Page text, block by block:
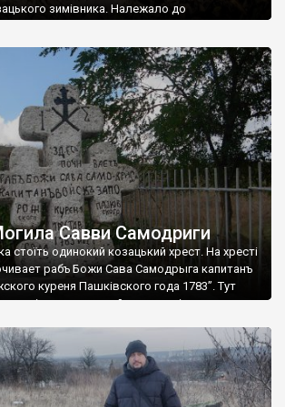
зимівника. Належало до
подвір’я. У селі був завод по
сланцю. 1882 року Олександр Поль
Шмакова 500 десятин землі з покладами
[…]
Савви Самодриги
стоїть одинокий козацький хрест. На хресті
рабъ Божи Сава Самодрыга капитанъ
куреня Пашківского года 1783”. Тут
капітаном, але то йому вже після
полковником Орільської паланки
Колись поряд стояв хрест на могилі […]